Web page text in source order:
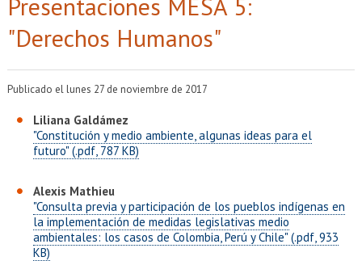
ADMISIÓN
INVESTIGACIÓN
EXTENSIÓN
Académicos
Egresados Funcionarios
"Derechos Humanos"
Publicado el lunes 27 de noviembre de 2017
Liliana Galdámez
"Constitución y medio ambiente, algunas ideas para el
futuro" (.pdf, 787 KB)
Alexis Mathieu
"Consulta previa y participación de los pueblos indígenas en
la implementación de medidas legislativas medio
ambientales: los casos de Colombia, Perú y Chile" (.pdf, 933
KB)